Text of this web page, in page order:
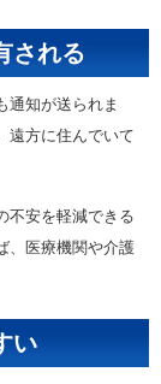
される
通知が送られま
遠方に住んでいて
不安を軽減できる
、医療機関や介護
い